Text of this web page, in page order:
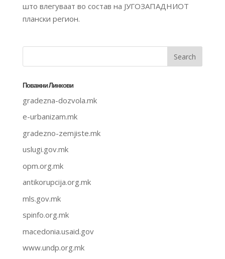
што влегуваат во состав на ЈУГОЗАПАДНИОТ
плански регион.
Поважни Линкови
gradezna-dozvola.mk
e-urbanizam.mk
gradezno-zemjiste.mk
uslugi.gov.mk
opm.org.mk
antikorupcija.org.mk
mls.gov.mk
spinfo.org.mk
macedonia.usaid.gov
www.undp.org.mk